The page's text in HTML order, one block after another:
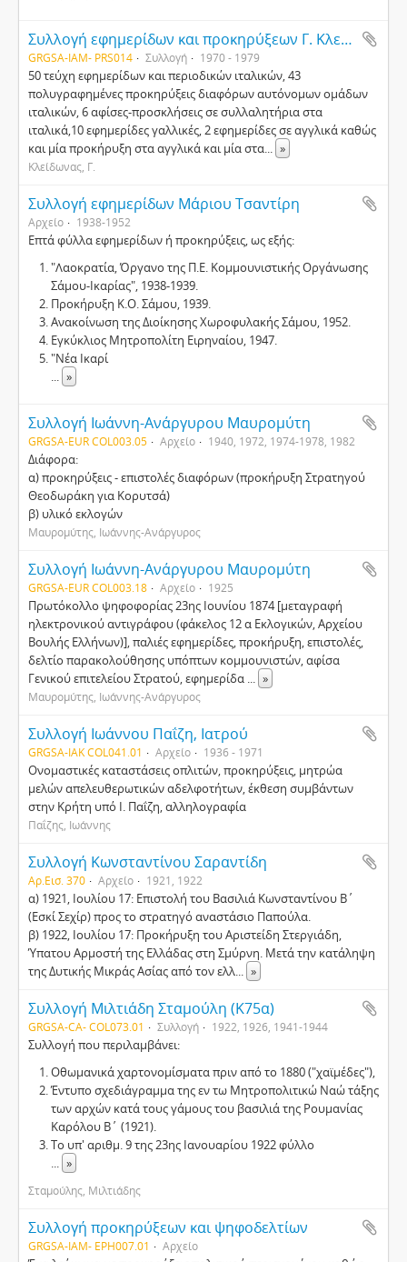
Συλλογή εφημερίδων και προκηρύξεων Γ. Κλείδωνα
GRGSA-IAM- PRS014 Συλλογή 1970 - 1979
50 τεύχη εφημερίδων και περιοδικών ιταλικών, 43
πολυγραφημένες προκηρύξεις διαφόρων αυτόνομων ομάδων
ιταλικών, 6 αφίσες-προσκλήσεις σε συλλαλητήρια στα
ιταλικά,10 εφημερίδες γαλλικές, 2 εφημερίδες σε αγγλικά καθώς
και μία προκήρυξη στα αγγλικά και μία στα... »
Κλείδωνας, Γ.
Συλλογή εφημερίδων Μάριου Τσαντίρη
Αρχείο 1938-1952
Επτά φύλλα εφημερίδων ή προκηρύξεις, ως εξής:
"Λαοκρατία, Όργανο της Π.Ε. Κομμουνιστικής Οργάνωσης
Σάμου-Ικαρίας", 1938-1939.
Προκήρυξη Κ.Ο. Σάμου, 1939.
Ανακοίνωση της Διοίκησης Χωροφυλακής Σάμου, 1952.
Εγκύκλιος Μητροπολίτη Ειρηναίου, 1947.
"Νέα Ικαρί
... »
Συλλογή Ιωάννη-Ανάργυρου Μαυρομύτη
GRGSA-EUR COL003.05 Αρχείο 1940, 1972, 1974-1978, 1982
Διάφορα:
α) προκηρύξεις - επιστολές διαφόρων (προκήρυξη Στρατηγού
Θεοδωράκη για Κορυτσά)
β) υλικό εκλογών
Μαυρομύτης, Ιωάννης-Ανάργυρος
Συλλογή Ιωάννη-Ανάργυρου Μαυρομύτη
GRGSA-EUR COL003.18 Αρχείο 1925
Πρωτόκολλο ψηφοφορίας 23ης Ιουνίου 1874 [μεταγραφή
ηλεκτρονικού αντιγράφου (φάκελος 12 α Εκλογικών, Αρχείου
Βουλής Ελλήνων)], παλιές εφημερίδες, προκήρυξη, επιστολές,
δελτίο παρακολούθησης υπόπτων κομμουνιστών, αφίσα
Γενικού επιτελείου Στρατού, εφημερίδα ... »
Μαυρομύτης, Ιωάννης-Ανάργυρος
Συλλογή Ιωάννου Παΐζη, Ιατρού
GRGSA-IAK COL041.01 Αρχείο 1936 - 1971
Ονομαστικές καταστάσεις οπλιτών, προκηρύξεις, μητρώα
μελών απελευθερωτικών αδελφοτήτων, έκθεση συμβάντων
στην Κρήτη υπό Ι. Παΐζη, αλληλογραφία
Παΐζης, Ιωάννης
Συλλογή Κωνσταντίνου Σαραντίδη
Αρ.Εισ. 370 Αρχείο 1921, 1922
α) 1921, Ιουλίου 17: Επιστολή του Βασιλιά Κωνσταντίνου Β΄
(Εσκί Σεχίρ) προς το στρατηγό αναστάσιο Παπούλα.
β) 1922, Ιουλίου 17: Προκήρυξη του Αριστείδη Στεργιάδη,
Ύπατου Αρμοστή της Ελλάδας στη Σμύρνη. Μετά την κατάληψη
της Δυτικής Μικράς Ασίας από τον ελλ... »
Συλλογή Μιλτιάδη Σταμούλη (Κ75α)
GRGSA-CA- COL073.01 Συλλογή 1922, 1926, 1941-1944
Συλλογή που περιλαμβάνει:
Οθωμανικά χαρτονομίσματα πριν από το 1880 ("χαϊμέδες"),
Έντυπο σχεδιάγραμμα της εν τω Μητροπολιτικώ Ναώ τάξης
των αρχών κατά τους γάμους του βασιλιά της Ρουμανίας
Καρόλου Β΄ (1921).
Το υπ' αριθμ. 9 της 23ης Ιανουαρίου 1922 φύλλο
... »
Σταμούλης, Μιλτιάδης
Συλλογή προκηρύξεων και ψηφοδελτίων
GRGSA-IAM- EPH007.01 Αρχείο